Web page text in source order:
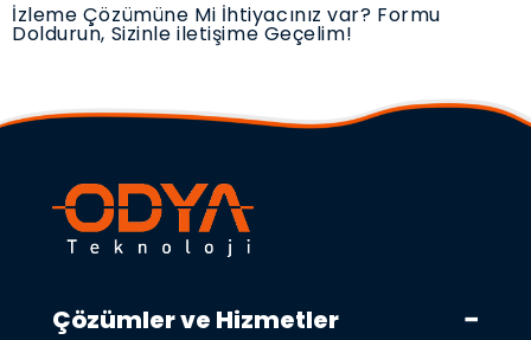
İzleme Çözümüne Mi İhtiyacınız var? Formu
Doldurun, Sizinle iletişime Geçelim!
Çözümler ve Hizmetler